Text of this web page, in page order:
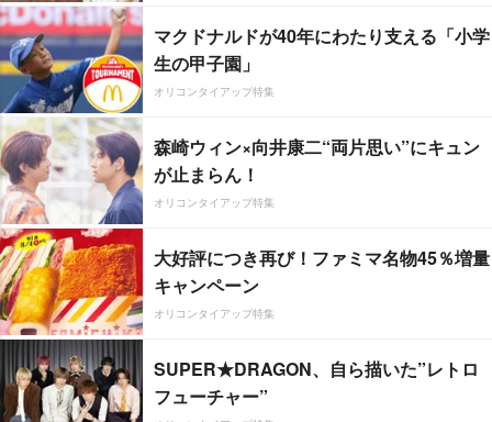
マクドナルドが40年にわたり支える「小学
生の甲子園」
オリコンタイアップ特集
森崎ウィン×向井康二“両片思い”にキュン
が止まらん！
オリコンタイアップ特集
大好評につき再び！ファミマ名物45％増量
キャンペーン
オリコンタイアップ特集
SUPER★DRAGON、自ら描いた”レトロ
フューチャー”